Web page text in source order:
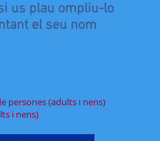
us plau ompliu-lo
el seu nom
persones (adults i nens)
i nens)